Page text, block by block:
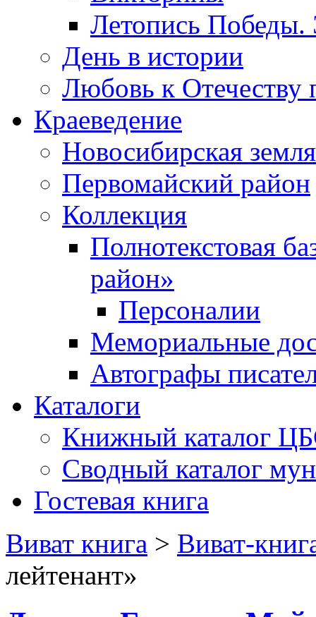
Летопись Победы.
День в истории
Любовь к Отечеству
Краеведение
Новосибирская земля
Первомайский район
Коллекция
Полнотекстовая
район»
Персоналии
Мемориальные
Автографы
Каталоги
Книжный каталог
Сводный каталог
Гостевая книга
Виват книга > Виват-
лейтенант»